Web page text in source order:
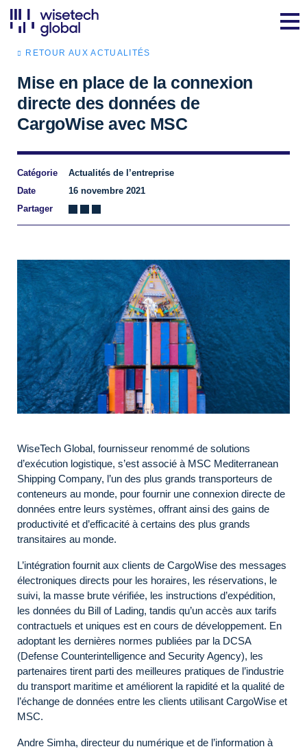
RETOUR AUX ACTUALITÉS
Mise en place de la connexion
directe des données de
CargoWise avec MSC
Catégorie
Actualités de l’entreprise
Date
16 novembre 2021
Partager
WiseTech Global, fournisseur renommé de solutions
d’exécution logistique, s’est associé à MSC Mediterranean
Shipping Company, l’un des plus grands transporteurs de
conteneurs au monde, pour fournir une connexion directe de
données entre leurs systèmes, offrant ainsi des gains de
productivité et d’efficacité à certains des plus grands
transitaires au monde.
L’intégration fournit aux clients de CargoWise des messages
électroniques directs pour les horaires, les réservations, le
suivi, la masse brute vérifiée, les instructions d’expédition,
les données du Bill of Lading, tandis qu’un accès aux tarifs
contractuels et uniques est en cours de développement. En
adoptant les dernières normes publiées par la DCSA
(Defense Counterintelligence and Security Agency), les
partenaires tirent parti des meilleures pratiques de l’industrie
du transport maritime et améliorent la rapidité et la qualité de
l’échange de données entre les clients utilisant CargoWise et
MSC.
Andre Simha, directeur du numérique et de l’information à